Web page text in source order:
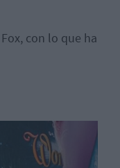
con lo que ha